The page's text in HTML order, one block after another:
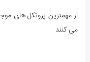
می کنند